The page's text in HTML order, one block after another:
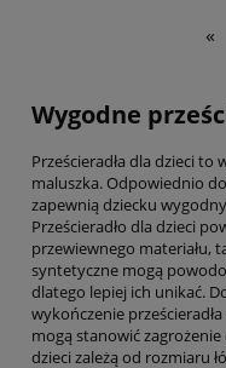
«
Wygodne
Prześcieradła dla dzieci
maluszka. Odpowiednio
zapewnią dziecku
Prześcieradło dla dzieci
przewiewnego materiału,
syntetyczne mogą
dlatego lepiej ich unikać.
wykończenie
mogą stanowić zagrożenie
dzieci zależą od rozmiaru